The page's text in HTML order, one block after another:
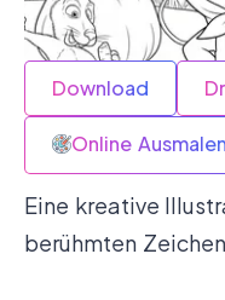
Download
Online Ausmalen
Eine kreative
berühmten